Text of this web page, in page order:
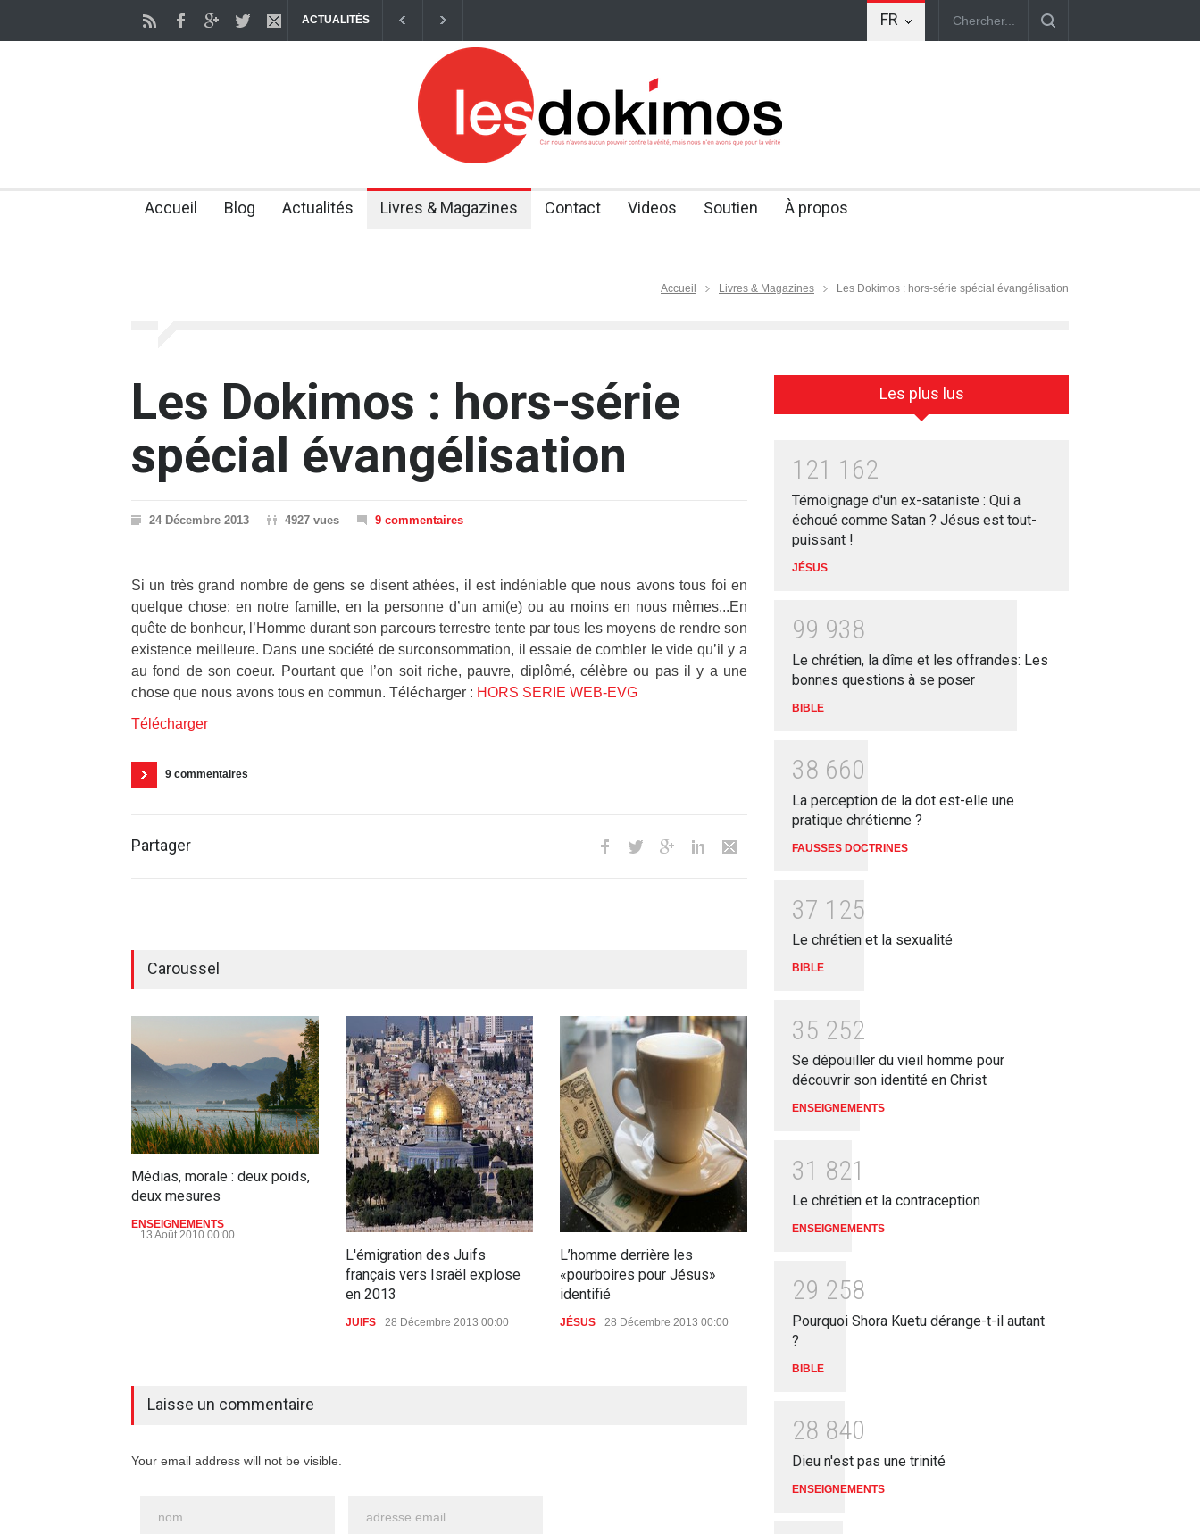
FR
ACTUALITÉS
à terme, permettre de restaurer certaines fonctions du corps liées au vieillisseme
Accueil Blog Actualités Livres & Magazines Contact Videos Soutien À propos
Accueil Livres & Magazines Les Dokimos : hors-série spécial évangélisation
Les Dokimos : hors-série
spécial évangélisation
24 Décembre 2013 4927 vues 9 commentaires
Si un très grand nombre de gens se disent athées, il est indéniable que nous avons tous foi en
quelque chose: en notre famille, en la personne d’un ami(e) ou au moins en nous mêmes...En
quête de bonheur, l’Homme durant son parcours terrestre tente par tous les moyens de rendre son
existence meilleure. Dans une société de surconsommation, il essaie de combler le vide qu’il y a
au fond de son coeur. Pourtant que l’on soit riche, pauvre, diplômé, célèbre ou pas il y a une
chose que nous avons tous en commun. Télécharger : HORS SERIE WEB-EVG
Télécharger
9 commentaires
Partager
Caroussel
Médias, morale : deux poids,
deux mesures
ENSEIGNEMENTS
13 Août 2010 00:00
L'émigration des Juifs
français vers Israël explose
en 2013
JUIFS 28 Décembre 2013 00:00
L’homme derrière les
«pourboires pour Jésus»
identifié
JÉSUS 28 Décembre 2013 00:00
Célibat imposé : quand
Laisse un commentaire
Your email address will not be visible.
Les plus lus
1 21 1 62
Témoignage d'un ex-sataniste : Qui a
échoué comme Satan ? Jésus est tout-
puissant !
JÉSUS
99 938
Le chrétien, la dîme et les offrandes: Les
bonnes questions à se poser
BIBLE
38 660
La perception de la dot est-elle une
pratique chrétienne ?
FAUSSES DOCTRINES
37 1 25
Le chrétien et la sexualité
BIBLE
35 252
Se dépouiller du vieil homme pour
découvrir son identité en Christ
ENSEIGNEMENTS
31 821
Le chrétien et la contraception
ENSEIGNEMENTS
29 258
Pourquoi Shora Kuetu dérange-t-il autant
?
BIBLE
28 840
Dieu n'est pas une trinité
ENSEIGNEMENTS